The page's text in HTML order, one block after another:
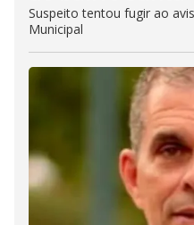
Suspeito tentou fugir ao
Municipal